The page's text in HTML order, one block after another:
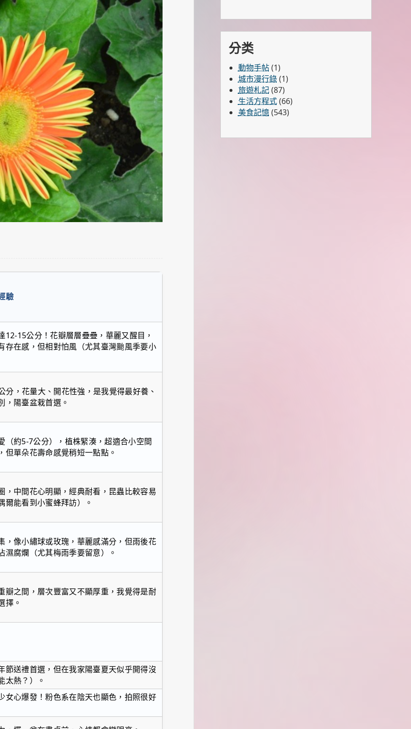
驗
12-15公分！花瓣層層疊疊，華麗又醒目，
存在感，但相對怕風（尤其臺灣颱風季要小
分，花量大、開花性強，是我覺得最好養、
，陽臺盆栽首選。
（約5-7公分），植株緊湊，超適合小空間
但單朵花壽命感覺稍短一點點。
，中間花心明顯，經典耐看，昆蟲比較容易
爾能看到小蜜蜂拜訪）。
，像小繡球或玫瑰，華麗感滿分，但雨後花
濕腐爛（尤其梅雨季要留意）。
瓣之間，層次豐富又不顯厚重，我覺得是耐
擇。
節送禮首選，但在我家陽臺夏天似乎開得沒
太熱？）。
女心爆發！粉色系在陰天也顯色，拍照很好
分类
動物手帖(1)
城市漫行錄(1)
旅遊札記(87)
生活方程式(66)
美食記憶(543)